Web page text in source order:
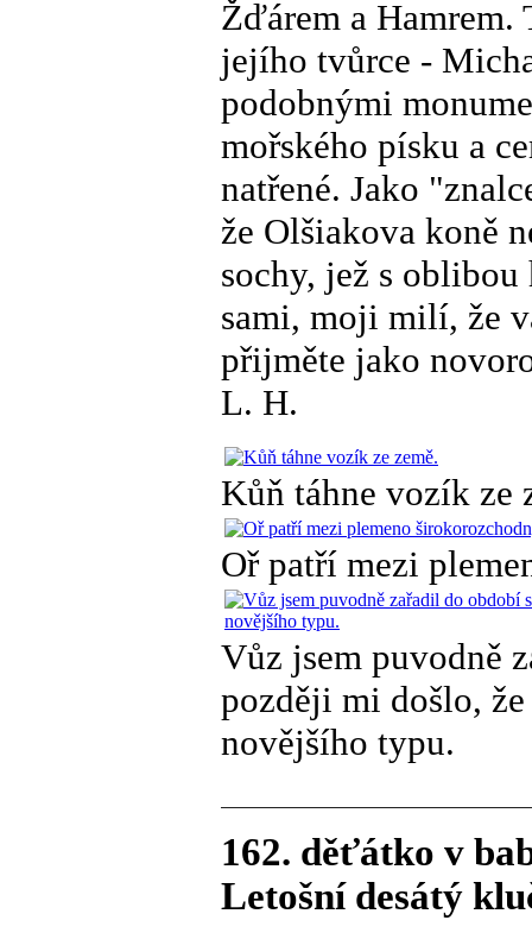
Žďárem a Hamrem.
jejího tvůrce -
podobnými
mořského písku a
natřené. Jako
že Olšiakova koně
sochy, jež s
sami, moji milí, že
přijměte jako
L. H.
Kůň táhne vozík ze
Oř patří mezi
Vůz jsem puvodně
později mi došlo,
novějšího typu.
162. děťátko v
Letošní desátý